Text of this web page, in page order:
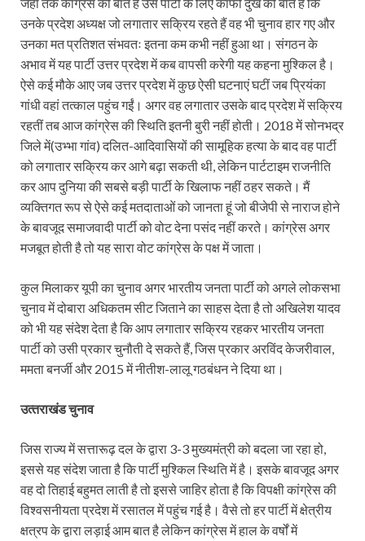
उनके प्रदेश अध्यक्ष जो लगातार सक्रिय रहते हैं वह भी चुनाव हार गए और
उनका मत प्रतिशत संभवतः इतना कम कभी नहीं हुआ था। संगठन के
अभाव में यह पार्टी उत्तर प्रदेश में कब वापसी करेगी यह कहना मुश्किल है।
ऐसे कई मौके आए जब उत्तर प्रदेश में कुछ ऐसी घटनाएं घटीं जब प्रियंका
गांधी वहां तत्काल पहुंच गईं। अगर वह लगातार उसके बाद प्रदेश में सक्रिय
रहतीं तब आज कांग्रेस की स्थिति इतनी बुरी नहीं होती। 2018 में सोनभद्र
जिले में(उभ्भा गांव) दलित-आदिवासियों की सामूहिक हत्या के बाद वह पार्टी
को लगातार सक्रिय कर आगे बढ़ा सकती थी, लेकिन पार्टटाइम राजनीति
कर आप दुनिया की सबसे बड़ी पार्टी के खिलाफ नहीं ठहर सकते। मैं
व्यक्तिगत रूप से ऐसे कई मतदाताओं को जानता हूं जो बीजेपी से नाराज होने
के बावजूद समाजवादी पार्टी को वोट देना पसंद नहीं करते। कांग्रेस अगर
मजबूत होती है तो यह सारा वोट कांग्रेस के पक्ष में जाता।
कुल मिलाकर यूपी का चुनाव अगर भारतीय जनता पार्टी को अगले लोकसभा
चुनाव में दोबारा अधिकतम सीट जिताने का साहस देता है तो अखिलेश यादव
को भी यह संदेश देता है कि आप लगातार सक्रिय रहकर भारतीय जनता
पार्टी को उसी प्रकार चुनौती दे सकते हैं, जिस प्रकार अरविंद केजरीवाल,
ममता बनर्जी और 2015 में नीतीश-लालू गठबंधन ने दिया था।
उत्‍तराखंड चुनाव
जिस राज्य में सत्तारूढ़ दल के द्वारा 3-3 मुख्यमंत्री को बदला जा रहा हो,
इससे यह संदेश जाता है कि पार्टी मुश्किल स्थिति में है। इसके बावजूद अगर
वह दो तिहाई बहुमत लाती है तो इससे जाहिर होता है कि विपक्षी कांग्रेस की
विश्वसनीयता प्रदेश में रसातल में पहुंच गई है। वैसे तो हर पार्टी में क्षेत्रीय
क्षत्रप के द्वारा लड़ाई आम बात है लेकिन कांग्रेस में हाल के वर्षों में